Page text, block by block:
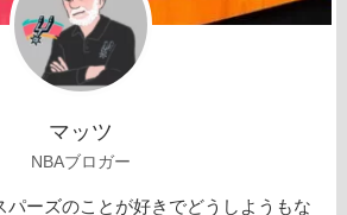
マッツ
NBAブロガー
パーズのことが好きでどうしようもな